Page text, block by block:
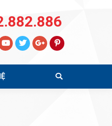
Search: